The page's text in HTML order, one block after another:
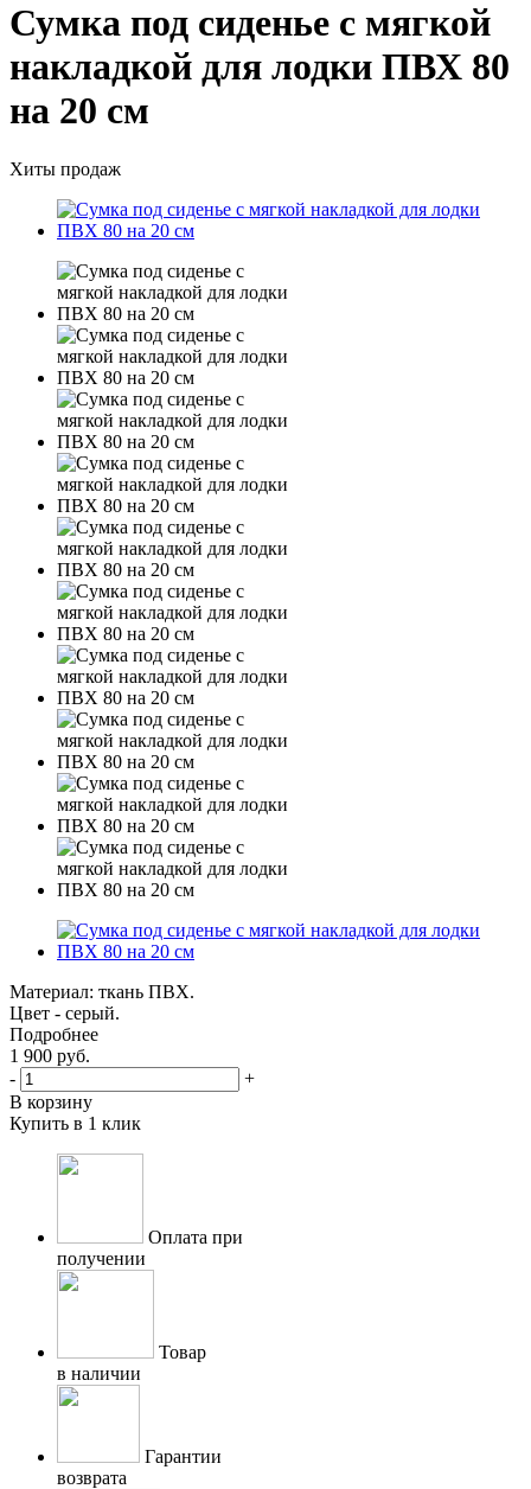
Сумка под сиденье с мягкой
накладкой для лодки ПВХ 80
на 20 см
Хиты продаж
Материал: ткань ПВХ.
Цвет - серый.
Подробнее
1 900 руб.
-
+
В корзину
Купить в 1 клик
Оплата при
получении
Товар
в наличии
Гарантии
возврата